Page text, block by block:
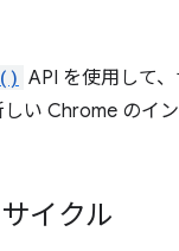
API を使用して
い Chrome のイ
イクル